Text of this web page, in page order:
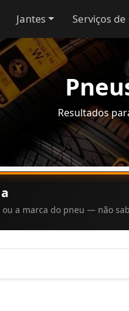
Jantes Serviços
Resultados
a marca do pneu — não